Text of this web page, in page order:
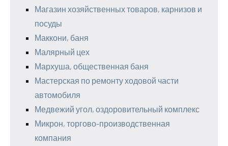
Магазин хозяйственных товаров, карнизов и
посуды
Маккони, баня
Малярный цех
Мархуша, общественная баня
Мастерская по ремонту ходовой части
автомобиля
Медвежий угол, оздоровительный комплекс
Микрон, торгово-производственная
компания